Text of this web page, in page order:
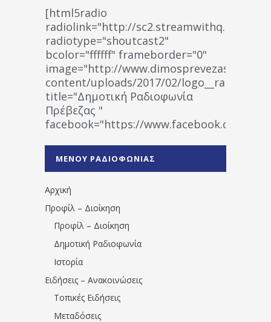
[html5radio
radiolink="http://
radiotype="shoutcast2"
bcolor="ffffff" frameborder="0"
image="http://www.dimosprevezas.gr/wp-
content/uploads/2017/02/
title="Δημοτική Ραδιοφωνία
Πρέβεζας "
facebook="https://www.facebook.com/
1531194763766854/" artist="" ]
ΜΕΝΟΥ ΡΑΔΙΟΦΩΝΙΑΣ
Αρχική
Προφίλ – Διοίκηση
Προφίλ – Διοίκηση
Δημοτική Ραδιοφωνία
Ιστορία
Ειδήσεις – Ανακοινώσεις
Τοπικές Ειδήσεις
Μεταδόσεις